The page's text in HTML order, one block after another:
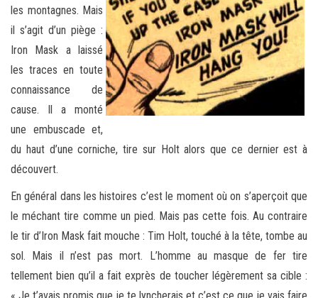
les montagnes. Mais
il s’agit d’un piège :
Iron Mask a laissé
les traces en toute
connaissance de
cause. Il a monté
une embuscade et,
du haut d’une corniche, tire sur Holt alors que ce dernier est à
découvert.
En général dans les histoires c’est le moment où on s’aperçoit que
le méchant tire comme un pied. Mais pas cette fois. Au contraire
le tir d’Iron Mask fait mouche : Tim Holt, touché à la tête, tombe au
sol. Mais il n’est pas mort. L’homme au masque de fer tire
tellement bien qu’il a fait exprès de toucher légèrement sa cible :